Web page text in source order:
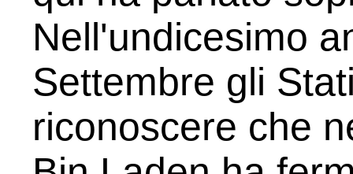
Nell'undicesimo
Settembre gli
riconoscere che